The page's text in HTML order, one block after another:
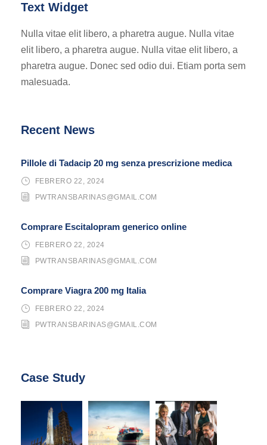
Text Widget
Nulla vitae elit libero, a pharetra augue. Nulla vitae
elit libero, a pharetra augue. Nulla vitae elit libero, a
pharetra augue. Donec sed odio dui. Etiam porta sem
malesuada.
Recent News
Pillole di Tadacip 20 mg senza prescrizione medica
FEBRERO 22, 2024
PWTRANSBARINAS@GMAIL.COM
Comprare Escitalopram generico online
FEBRERO 22, 2024
PWTRANSBARINAS@GMAIL.COM
Comprare Viagra 200 mg Italia
FEBRERO 22, 2024
PWTRANSBARINAS@GMAIL.COM
Case Study